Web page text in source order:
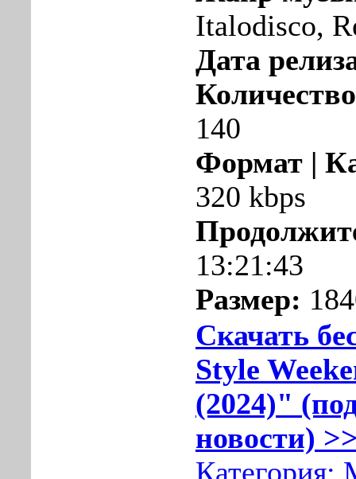
Italodisco,
Дата
140
Формат |
320 kbps
13:21:43
Размер:
Скачать
Style
(2024)"
новости)
Категория: